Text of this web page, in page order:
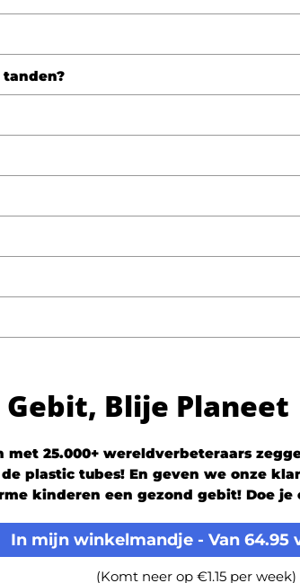
Gebit, Blije Planeet
met 25.000+ wereldverbeteraars
plastic tubes! En geven we onze
kinderen een gezond gebit! Doe je
In mijn winkelmandje - Van 64.95
(Komt neer op €1.15 per week)